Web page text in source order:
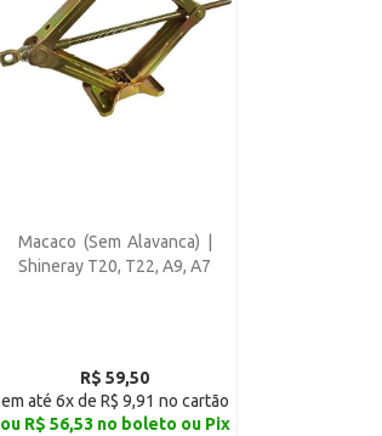
Macaco (Sem Alavanca) |
Shineray T20, T22, A9, A7
R$ 59,50
em até 6x de R$ 9,91 no cartão
ou R$ 56,53 no boleto ou Pix